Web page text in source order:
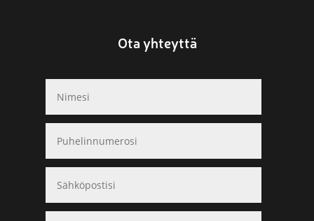
Ota yhteyttä